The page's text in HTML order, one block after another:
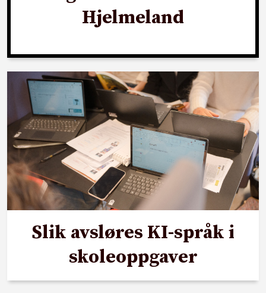
Hjelmeland
Slik avsløres KI-språk i
skoleoppgaver